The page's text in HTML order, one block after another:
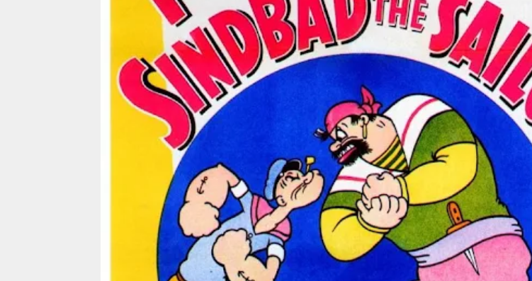
Intérprete
Richard
Intérprete
Norma
Talmadge